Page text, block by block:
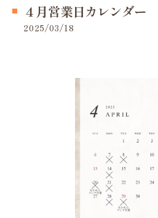
４月営業日カレンダー
2025/03/18